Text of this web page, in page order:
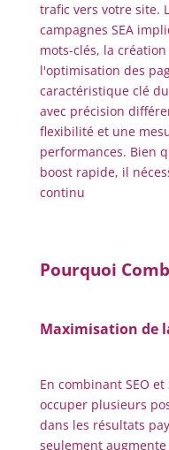
trafic vers votre site.
campagnes SEA
mots-clés, la
l'optimisation des
caractéristique clé
avec précision
flexibilité et une
performances. Bien
boost rapide, il
continu
Pourquoi
Maximisation de
En combinant SEO
occuper plusieurs
dans les résultats
seulement